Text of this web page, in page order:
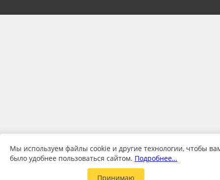
Мы используем файлы cookie и другие технологии, чтобы
было удобнее пользоваться сайтом. Подробнее…
Принимаю